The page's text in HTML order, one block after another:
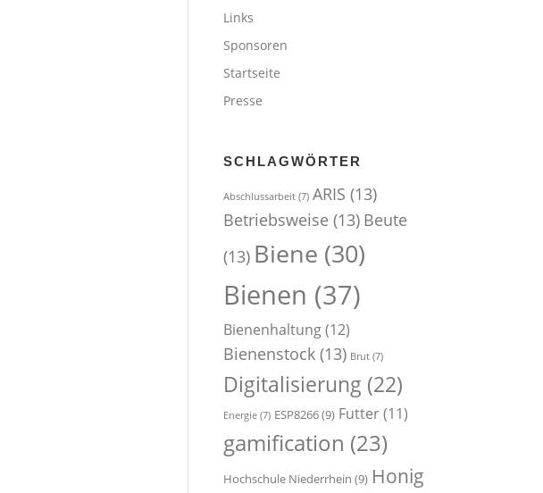
Links
Sponsoren
Startseite
Presse
SCHLAGWÖRTER
Abschlussarbeit (7) ARIS (13)
Betriebsweise (13) Beute
(13) Biene (30)
Bienen (37)
Bienenhaltung(12)
Bienenstock (13) Brut (7)
Digitalisierung (22)
Energie (7) ESP8266(9) Futter(11)
gamification (23)
Hochschule Niederrhein (9) Honig